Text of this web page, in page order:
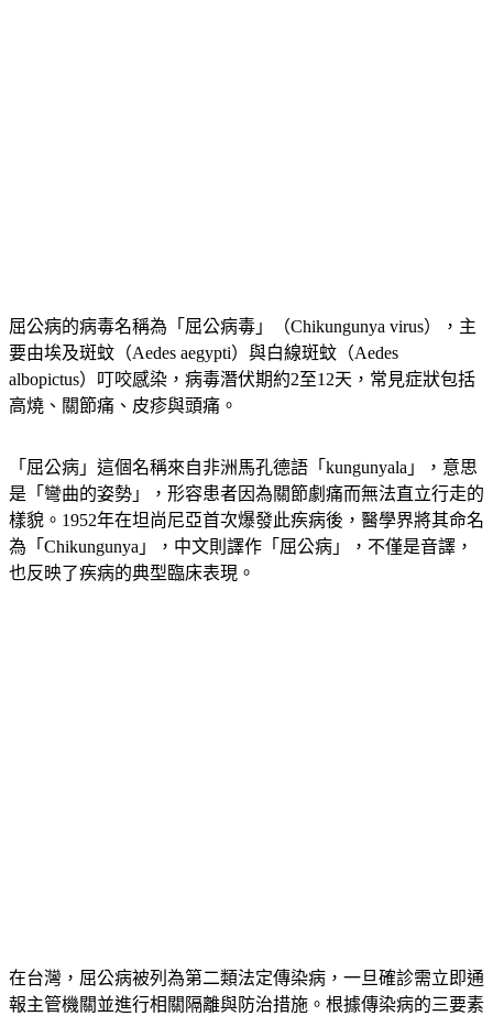
屈公病的病毒名稱為「屈公病毒」（Chikungunya virus），主
要由埃及斑蚊（Aedes aegypti）與白線斑蚊（Aedes
albopictus）叮咬感染，病毒潛伏期約2至12天，常見症狀包括
高燒、關節痛、皮疹與頭痛。
「屈公病」這個名稱來自非洲馬孔德語「kungunyala」，意思
是「彎曲的姿勢」，形容患者因為關節劇痛而無法直立行走的
樣貌。1952年在坦尚尼亞首次爆發此疾病後，醫學界將其命名
為「Chikungunya」，中文則譯作「屈公病」，不僅是音譯，
也反映了疾病的典型臨床表現。
在台灣，屈公病被列為第二類法定傳染病 ，一旦確診需立即通
報主管機關並進行相關隔離與防治措施。根據傳染病的三要素